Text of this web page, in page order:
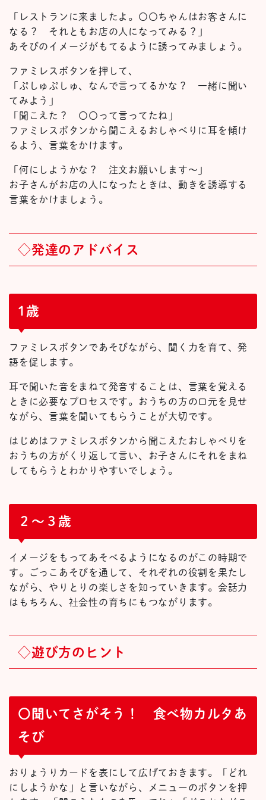
「レストランに来ましたよ。〇〇ちゃんはお客さんに
なる？ それともお店の人になってみる？」
あそびのイメージがもてるように誘ってみましょう。
ファミレスボタンを押して、
「ぷしゅぷしゅ、なんで言ってるかな？ 一緒に聞い
てみよう」
「聞こえた？ 〇〇って言ってたね」
ファミレスボタンから聞こえるおしゃべりに耳を傾け
るよう、言葉をかけます。
「何にしようかな？ 注文お願いします～」
お子さんがお店の人になったときは、動きを誘導する
言葉をかけましょう。
◇発達のアドバイス
1歳
ファミレスボタンであそびながら、聞く力を育て、発
語を促します。
耳で聞いた音をまねて発音することは、言葉を覚える
ときに必要なプロセスです。おうちの方の口元を見せ
ながら、言葉を聞いてもらうことが大切です。
はじめはファミレスボタンから聞こえたおしゃべりを
おうちの方がくり返して言い、お子さんにそれをまね
してもらうとわかりやすいでしょう。
２～３歳
イメージをもってあそべるようになるのがこの時期で
す。ごっこあそびを通して、それぞれの役割を果たし
ながら、やりとりの楽しさを知っていきます。会話力
はもちろん、社会性の育ちにもつながります。
◇遊び方のヒント
〇聞いてさがそう！ 食べ物カルタあ
そび
おりょうりカードを表にして広げておきます。「どれ
にしようかな」と言いながら、メニューのボタンを押